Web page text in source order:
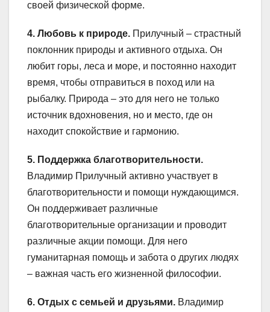
своей физической форме.
4. Любовь к природе. Прилучный – страстный
поклонник природы и активного отдыха. Он
любит горы, леса и море, и постоянно находит
время, чтобы отправиться в поход или на
рыбалку. Природа – это для него не только
источник вдохновения, но и место, где он
находит спокойствие и гармонию.
5. Поддержка благотворительности.
Владимир Прилучный активно участвует в
благотворительности и помощи нуждающимся.
Он поддерживает различные
благотворительные организации и проводит
различные акции помощи. Для него
гуманитарная помощь и забота о других людях
– важная часть его жизненной философии.
6. Отдых с семьей и друзьями. Владимир